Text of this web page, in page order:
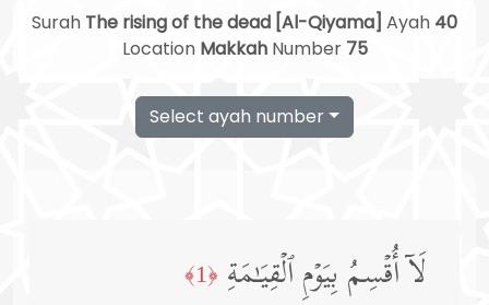
Surah The rising of the dead [Al-Qiyama] Ayah 40
Location MakkahNumber 75
Select ayah number
لَاۤ أُقۡسِمُ بِیَوۡمِ ٱلۡقِیَـٰمَةِ ﴿1﴾